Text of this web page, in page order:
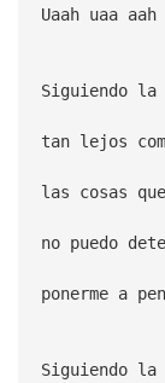
Uaah uaa aah
Siguiendo
tan lejos
las cosas
no puedo
ponerme a
Siguiendo